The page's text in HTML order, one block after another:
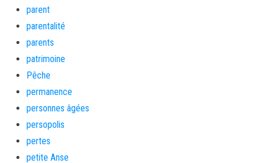
parent
parentalité
parents
patrimoine
Pêche
permanence
personnes âgées
persopolis
pertes
petite Anse